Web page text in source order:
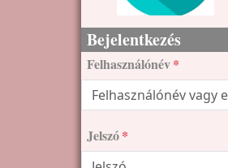
Bejelentkezés
Felhasználónév
Jelszó